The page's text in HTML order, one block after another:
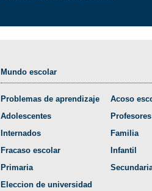
Mundo escolar
Problemas de aprendizaje
Adolescentes
Internados
Fracaso escolar
Primaria
Eleccion de universidad
Acoso
Profesores
Familia
Infantil